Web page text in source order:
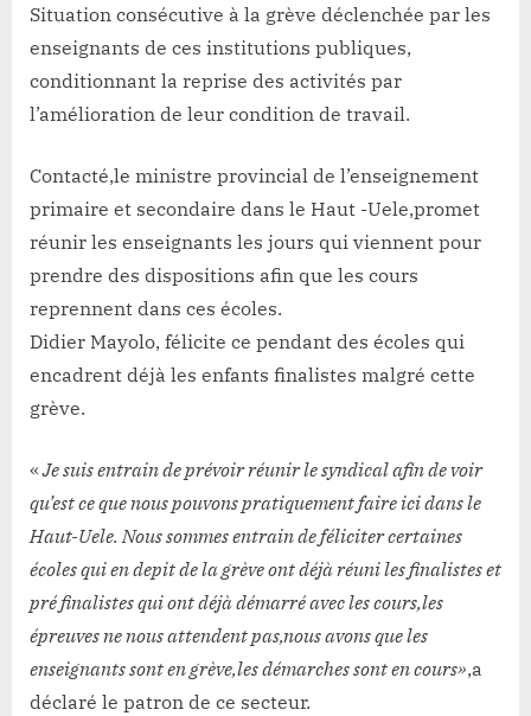
Situation consécutive à la grève déclenchée par les
enseignants de ces institutions publiques,
conditionnant la reprise des activités par
l’amélioration de leur condition de travail.
Contacté,le ministre provincial de l’enseignement
primaire et secondaire dans le Haut -Uele,promet
réunir les enseignants les jours qui viennent pour
prendre des dispositions afin que les cours
reprennent dans ces écoles.
Didier Mayolo, félicite ce pendant des écoles qui
encadrent déjà les enfants finalistes malgré cette
grève.
«Je suis entrain de prévoir réunir le syndical afin de voir
qu’est ce que nous pouvons pratiquement faire ici dans le
Haut-Uele. Nous sommes entrain de féliciter certaines
écoles qui en depit de la grève ont déjà réuni les finalistes et
pré finalistes qui ont déjà démarré avec les cours,les
épreuves ne nous attendent pas,nous avons que les
enseignants sont en grève,les démarches sont en cours»,a
déclaré le patron de ce secteur.